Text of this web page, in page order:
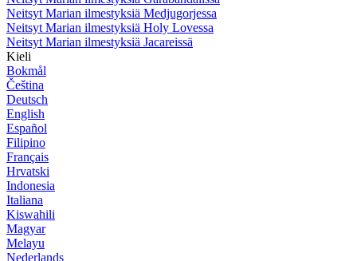
Neitsyt Marian ilmestyksiä Medjugorjessa
Neitsyt Marian ilmestyksiä Holy Lovessa
Neitsyt Marian ilmestyksiä Jacareissä
Kieli
Bokmål
Čeština
Deutsch
English
Español
Filipino
Français
Hrvatski
Indonesia
Italiana
Kiswahili
Magyar
Melayu
Nederlands